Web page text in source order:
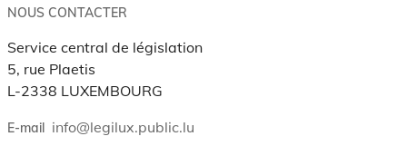
NOUS CONTACTER
Service central de législation
5, rue Plaetis
L-2338 LUXEMBOURG
E-mail info@legilux.public.lu